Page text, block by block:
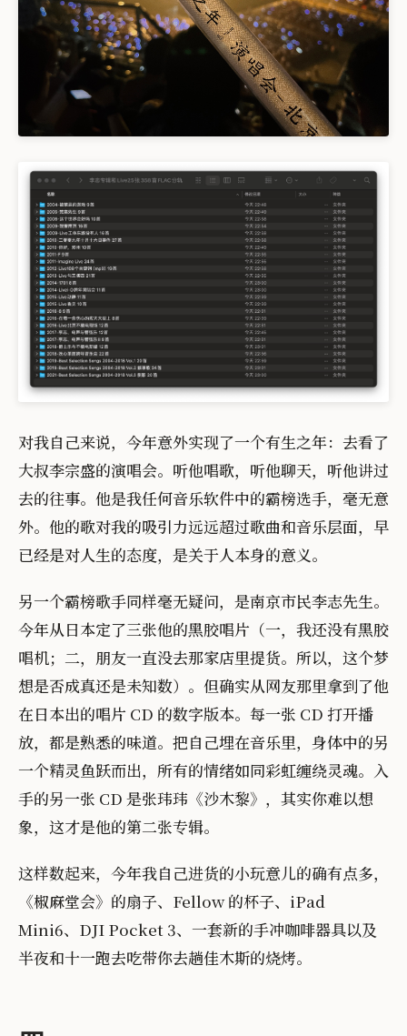
对我自己来说，今年意外实现了一个有生之年：去看了
大叔李宗盛的演唱会。听他唱歌，听他聊天，听他讲过
去的往事。他是我任何音乐软件中的霸榜选手，毫无意
外。他的歌对我的吸引力远远超过歌曲和音乐层面，早
已经是对人生的态度，是关于人本身的意义。
另一个霸榜歌手同样毫无疑问，是南京市民李志先生。
今年从日本定了三张他的黑胶唱片（一，我还没有黑胶
唱机；二，朋友一直没去那家店里提货。所以，这个梦
想是否成真还是未知数）。但确实从网友那里拿到了他
在日本出的唱片 CD 的数字版本。每一张 CD 打开播
放，都是熟悉的味道。把自己埋在音乐里，身体中的另
一个精灵鱼跃而出，所有的情绪如同彩虹缠绕灵魂。入
手的另一张 CD 是张玮玮《沙木黎》，其实你难以想
象，这才是他的第二张专辑。
这样数起来，今年我自己进货的小玩意儿的确有点多，
《椒麻堂会》的扇子、Fellow 的杯子、iPad
Mini6、DJI Pocket 3、一套新的手冲咖啡器具以及
半夜和十一跑去吃带你去趟佳木斯的烧烤。